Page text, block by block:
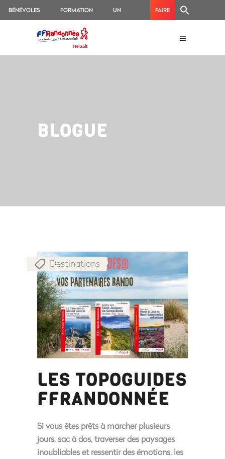
BÉNÉVOLES FORMATION UN FAIRE
BLOGUE
Destinations
LES TOPOGUIDES
FFRANDONNÉE
Si vous êtes prêts à marcher plusieurs
jours, sac à dos, traverser des paysages
inoubliables et ressentir des émotions, les